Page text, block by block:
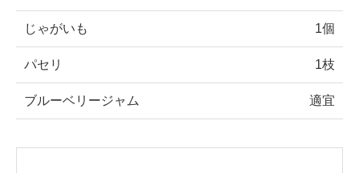
じゃがいも 1個
パセリ 1枝
ブルーベリージャム 適宜